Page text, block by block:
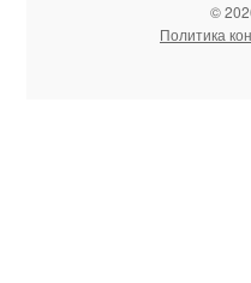
©
Политика